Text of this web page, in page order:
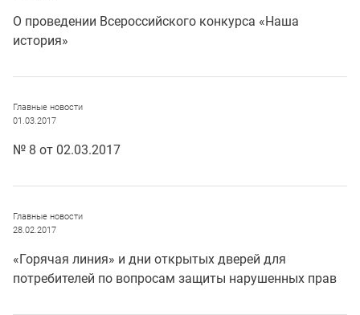
О проведении Всероссийского конкурса «Наша
история»
Главные новости
01.03.2017
№ 8 от 02.03.2017
Главные новости
28.02.2017
«Горячая линия» и дни открытых дверей для
потребителей по вопросам защиты нарушенных прав